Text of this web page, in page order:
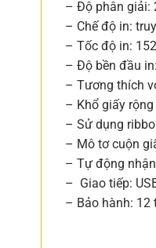
– Độ phân giải:
– Chế độ in:
– Tốc độ in:
– Độ bền đầu
– Tương thích
– Khổ giấy
– Sử dụng
– Mô tơ cuộn
– Tự động
– Giao tiếp:
– Bảo hành: 12